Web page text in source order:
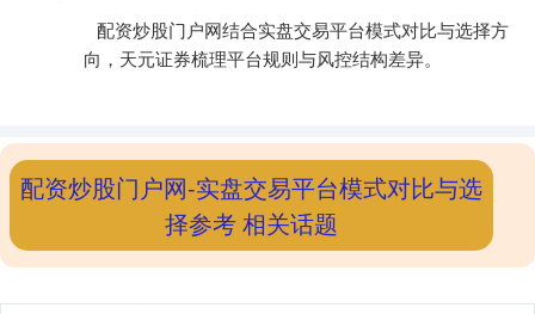
配资炒股门户网结合实盘交易平台模式对比与选择方
向，天元证券梳理平台规则与风控结构差异。
配资炒股门户网-实盘交易平台模式对比与选
择参考 相关话题